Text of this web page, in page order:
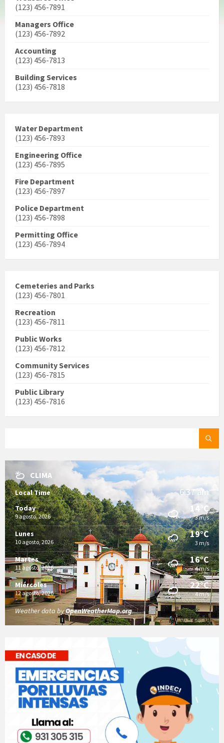
(123) 456-7891
Managers Office
(123) 456-7892
Accounting
(123) 456-7813
Building Services
(123) 456-7818
Water Department
(123) 456-7893
Engineering Office
(123) 456-7895
Fire Department
(123) 456-7897
Police Department
(123) 456-7898
Permitting Office
(123) 456-7894
Cemeteries and Parks
(123) 456-7801
Recreation
(123) 456-7811
Public Works
(123) 456-7812
Community Services
(123) 456-7815
Public Library
(123) 456-7816
CLIMA
Local Time 6:37 am
Today
9 agosto, 2026
14°C
3 m/s
Lunes
10 agosto, 2026
19°C
3 m/s
Martes
11 agosto, 2026
16°C
4 m/s
Miércoles
12 agosto, 2026
22°C
4 m/s
Weather data byOpenWeatherMap.org